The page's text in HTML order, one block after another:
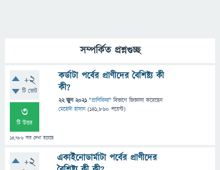
সম্পর্কিত প্রশ্নগুচ্ছ
+2
টি ভোট
3
টি উত্তর
14,786 বার দেখা হয়েছে
কর্ডাটা পর্বের প্রাণীদের বৈশিষ্ট্য কী
কী?
22 জুন 2021 "প্রাণিবিদ্যা" বিভাগে জিজ্ঞাসাকরেছেন
মেহেদী হাসান (141,860 পয়েন্ট)
+2
একাইনোডার্মাটা পর্বের প্রাণীদের